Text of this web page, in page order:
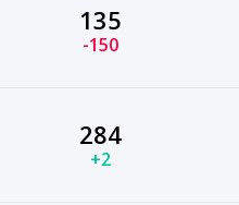
135
-150
284
+2